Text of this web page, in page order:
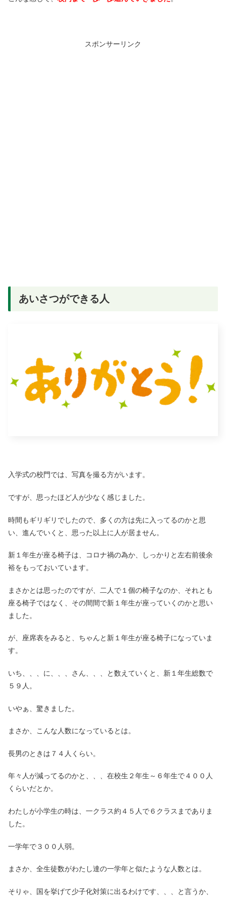
スポンサーリンク
あいさつができる人
入学式の校門では、写真を撮る方がいます。
ですが、思ったほど人が少なく感じました。
時間もギリギリでしたので、多くの方は先に入ってるのかと思
い、進んでいくと、思った以上に人が居ません。
新１年生が座る椅子は、コロナ禍の為か、しっかりと左右前後余
裕をもっておいています。
まさかとは思ったのですが、二人で１個の椅子なのか、それとも
座る椅子ではなく、その間間で新１年生が座っていくのかと思い
ました。
が、座席表をみると、ちゃんと新１年生が座る椅子になっていま
す。
いち、、、に、、、さん、、、と数えていくと、新１年生総数で
５９人。
いやぁ、驚きました。
まさか、こんな人数になっているとは。
長男のときは７４人くらい。
年々人が減ってるのかと、、、在校生２年生～６年生で４００人
くらいだとか。
わたしが小学生の時は、一クラス約４５人で６クラスまでありま
した。
一学年で３００人弱。
まさか、全生徒数がわたし達の一学年と似たような人数とは。
そりゃ、国を挙げて少子化対策に出るわけです、、、と言うか、